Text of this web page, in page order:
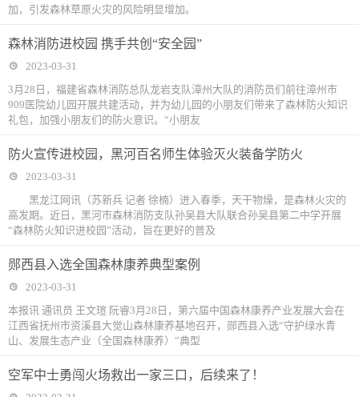
加，引发森林草原火灾的风险明显增加。
森林消防进校园 携手共创“安全园”
2023-03-31
3月28日，福建省森林消防总队龙岩支队漳州大队的消防员们前往漳州市
909医院幼儿园开展共建活动，并为幼儿园的小朋友们带来了森林防火知识
礼包，加强小朋友们的防火意识。“小朋友
防火宣传进校园，黑河百名师生体验灭火装备学防火
2023-03-31
黑龙江网讯（苏新兵 记者 徐楠）进入春季，天干物燥，是森林火灾的
高发期。近日，黑河市森林消防支队孙吴县大队联合孙吴县第二中学开展
“森林防火知识进校园”活动，旨在更好的普及
郧西县入选全国森林康养典型案例
2023-03-31
本报讯 通讯员 王文瑄 阮睿3月28日，第六届中国森林康养产业发展大会在
江西省抚州市资溪县大觉山森林康养基地召开，郧西县入选“守护绿水青
山、发展生态产业（全国森林康养）”典型
空军中士勇闯火场救出一家三口，后续来了！